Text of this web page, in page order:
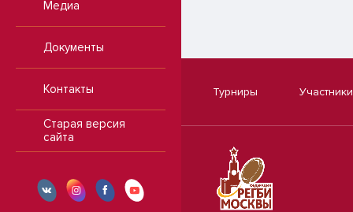
Медиа
Документы
Контакты
Старая версия
сайта
Турниры Участники